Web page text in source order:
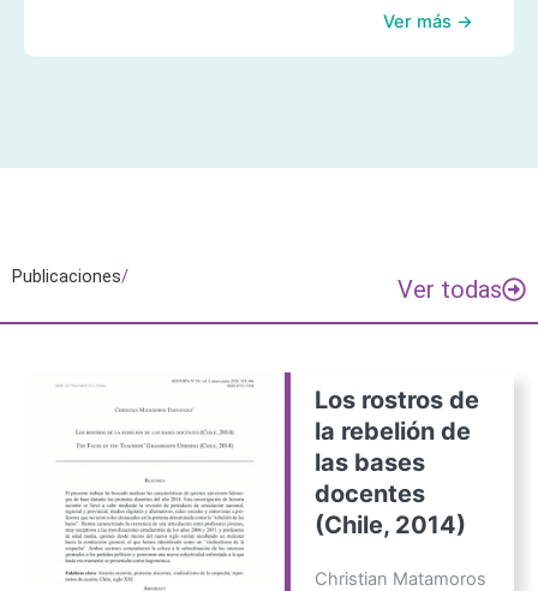
Ver más →
Publicaciones/ Ver todas
Los rostros de
la rebelión de
las bases
docentes
(Chile, 2014)
Christian Matamoros